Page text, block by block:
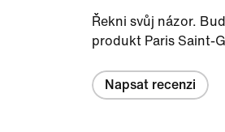
Řekni svůj názor.
produkt Paris Saint-
Napsat recenzi